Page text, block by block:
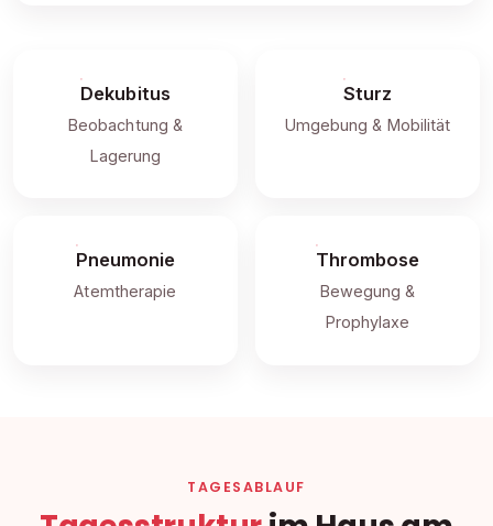
Dekubitus
Beobachtung &
Lagerung
Sturz
Umgebung & Mobilität
Pneumonie
Atemtherapie
Thrombose
Bewegung &
Prophylaxe
TAGESABLAUF